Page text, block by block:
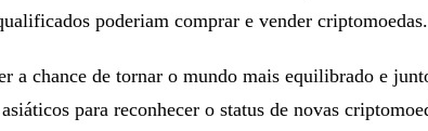
poderiam comprar e vender criptomoedas.
a chance de tornar o mundo mais equilibrado e
para reconhecer o status de novas